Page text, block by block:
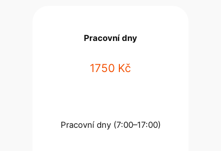
Pracovní dny
1750 Kč
Pracovní dny (7:00–17:00)